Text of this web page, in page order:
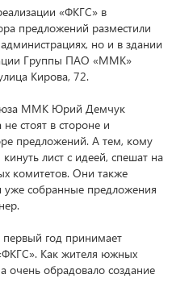
«ФКГС» в
предложений разместили
но и в здании
Группы ПАО «ММК»
Кирова, 72.
ММК Юрий Демчук
стоят в стороне и
предложений. А тем, кому
лист с идеей, спешат на
комитетов. Они также
уже собранные предложения
год принимает
Как жителя южных
очень обрадовало создание